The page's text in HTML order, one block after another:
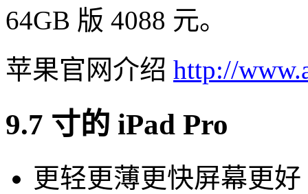
64GB 版 4088 元。
苹果官网介绍 http://
9.7 寸的 iPad Pro
更轻更薄更快屏幕更